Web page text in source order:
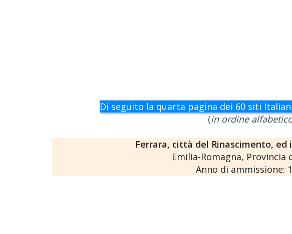
Di seguito la quarta pagina dei 60 siti
(in ordine
Ferrara, città del Rinascimento, ed
Emilia-Romagna, Provincia
Anno di ammissione: